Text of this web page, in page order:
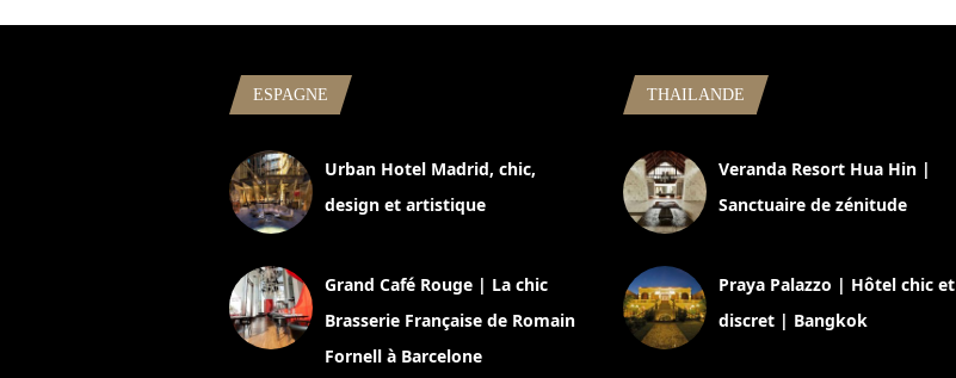
ESPAGNE
Urban Hotel Madrid, chic,
design et artistique
Grand Café Rouge | La chic
Brasserie Française de Romain
Fornell à Barcelone
THAILANDE
Veranda Resort Hua Hin |
Sanctuaire de zénitude
Praya Palazzo | Hôtel chic et
discret | Bangkok